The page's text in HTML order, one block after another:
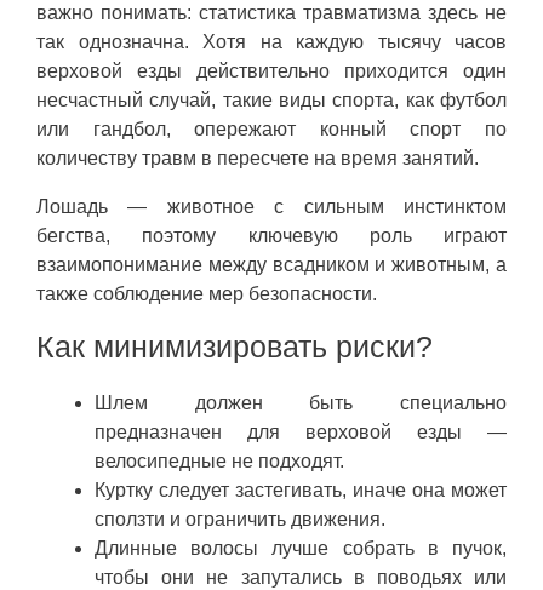
важно понимать: статистика травматизма здесь не
так однозначна. Хотя на каждую тысячу часов
верховой езды действительно приходится один
несчастный случай, такие виды спорта, как футбол
или гандбол, опережают конный спорт по
количеству травм в пересчете на время занятий.
Лошадь — животное с сильным инстинктом
бегства, поэтому ключевую роль играют
взаимопонимание между всадником и животным, а
также соблюдение мер безопасности.
Как минимизировать риски?
Шлем должен быть специально
предназначен для верховой езды —
велосипедные не подходят.
Куртку следует застегивать, иначе она может
сползти и ограничить движения.
Длинные волосы лучше собрать в пучок,
чтобы они не запутались в поводьях или